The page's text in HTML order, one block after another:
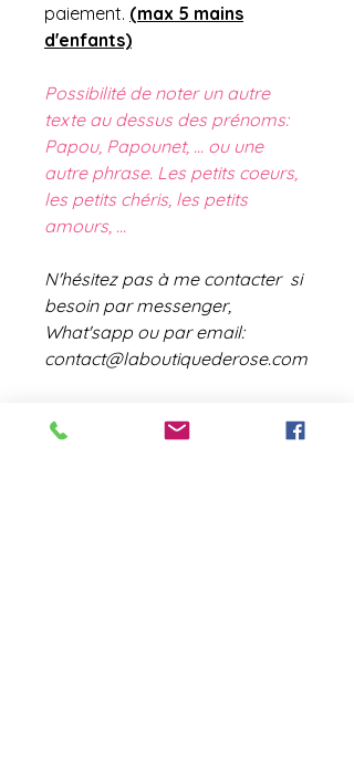
paiement. (max 5 mains
d'enfants)
Possibilité de noter un autre
texte au dessus des prénoms:
Papou, Papounet, ... ou une
autre phrase. Les petits coeurs,
les petits chéris, les petits
amours, ...
N'hésitez pas à me contacter si
besoin par messenger,
What'sapp ou par email:
contact@laboutiquederose.com
clair (comme sur la photo), en